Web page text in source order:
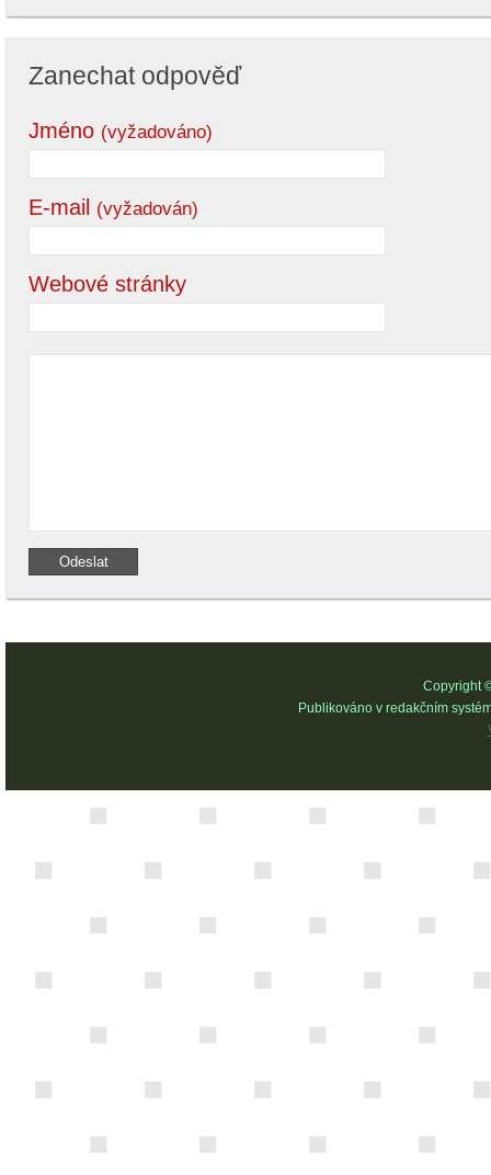
Zanechat odpověď
Jméno (vyžadováno)
E-mail (vyžadován)
Webové stránky
Copyright
Publikováno v redakčním